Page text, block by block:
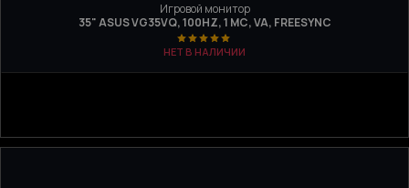
Игровой монитор
35" ASUS VG35VQ, 100HZ, 1 МС, VA, FREESYNC
НЕТ В НАЛИЧИИ